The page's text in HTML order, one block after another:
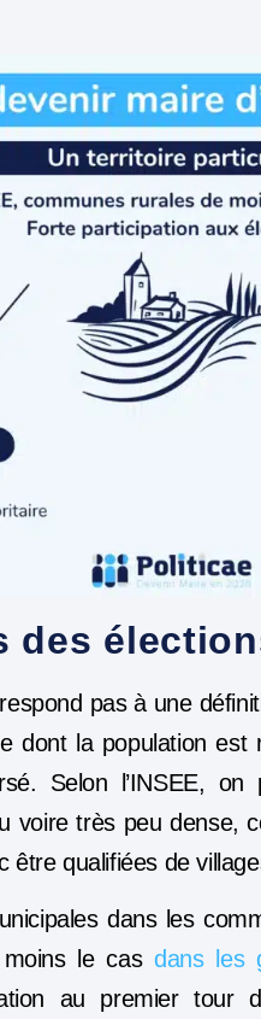
des
pas à une
dont la population est
Selon l’INSEE,
voire très peu dense,
être qualifiées de
dans les
moins le casdans les
au premier tour